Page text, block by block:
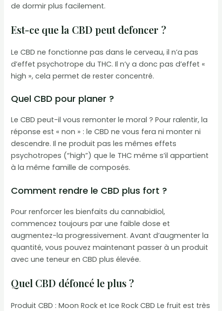
de dormir plus facilement.
Est-ce que la CBD peut defoncer ?
Le CBD ne fonctionne pas dans le cerveau, il n’a pas
d’effet psychotrope du THC. Il n’y a donc pas d’effet «
high », cela permet de rester concentré.
Quel CBD pour planer ?
Le CBD peut-il vous remonter le moral ? Pour ralentir, la
réponse est « non » : le CBD ne vous fera ni monter ni
descendre. Il ne produit pas les mêmes effets
psychotropes (“high”) que le THC même s’il appartient
à la même famille de composés.
Comment rendre le CBD plus fort ?
Pour renforcer les bienfaits du cannabidiol,
commencez toujours par une faible dose et
augmentez-la progressivement. Avant d’augmenter la
quantité, vous pouvez maintenant passer à un produit
avec une teneur en CBD plus élevée.
Quel CBD défoncé le plus ?
Produit CBD : Moon Rock et Ice Rock CBD Le fruit est très